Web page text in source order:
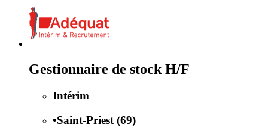
Gestionnaire de stock H/F
Intérim
•Saint-Priest (69)